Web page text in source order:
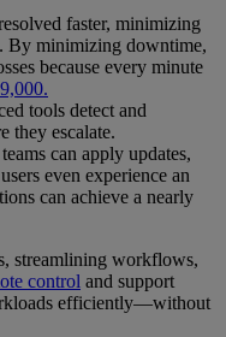
faster, minimizing
By minimizing downtime,
because every minute
tools detect and
they escalate.
can apply updates,
even experience an
can achieve a nearly
streamlining workflows,
control and support
efficiently—without